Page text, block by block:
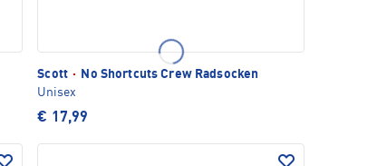
Scott ·
No Shortcuts Crew Radsocken
Unisex
€ 17,99